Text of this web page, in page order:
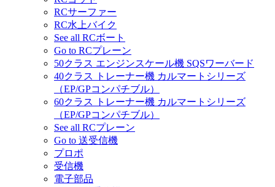
RCサーファー
RC水上バイク
See all RCボート
Go to RCプレーン
50クラス エンジンスケール機 SQSワーバード
40クラス トレーナー機 カルマートシリーズ
（EP/GPコンパチブル）
60クラス トレーナー機 カルマートシリーズ
（EP/GPコンパチブル）
See all RCプレーン
Go to 送受信機
プロポ
受信機
電子部品